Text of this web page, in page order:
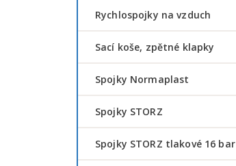
Rychlospojky na vzduch
Sací koše, zpětné klapky
Spojky Normaplast
Spojky STORZ
Spojky STORZ tlakové 16 bar